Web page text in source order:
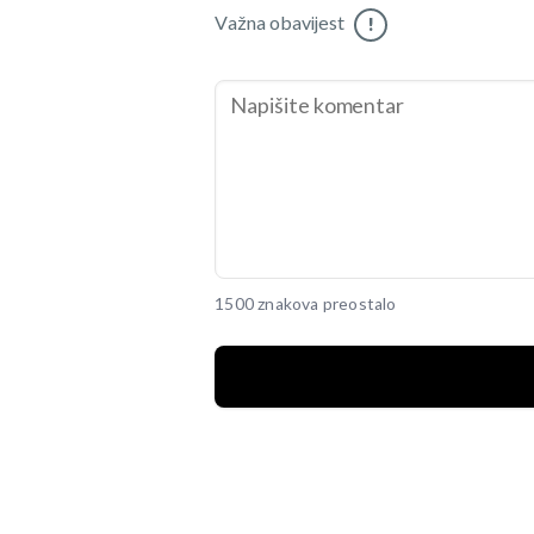
Važna obavijest !
1500 znakova preostalo